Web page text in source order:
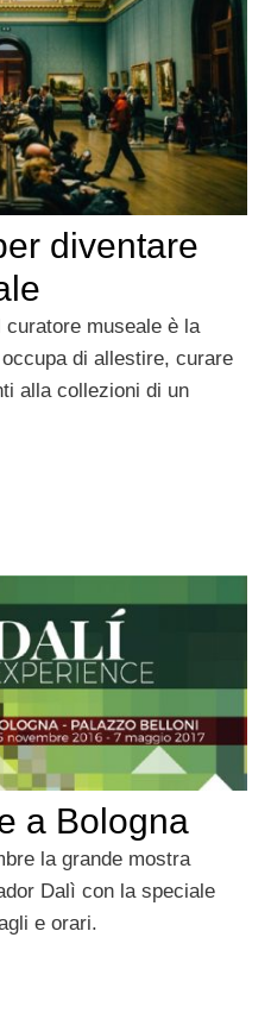
diventare
museale è la
di allestire, curare
alla collezioni di un
a Bologna
la grande mostra
Dalì con la speciale
e orari.